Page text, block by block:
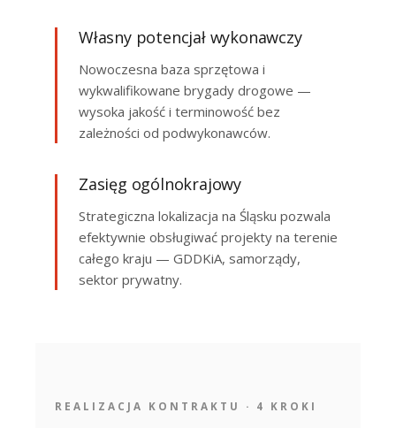
Własny potencjał wykonawczy
Nowoczesna baza sprzętowa i
wykwalifikowane brygady drogowe —
wysoka jakość i terminowość bez
zależności od podwykonawców.
Zasięg ogólnokrajowy
Strategiczna lokalizacja na Śląsku pozwala
efektywnie obsługiwać projekty na terenie
całego kraju — GDDKiA, samorządy,
sektor prywatny.
REALIZACJA KONTRAKTU · 4 KROKI